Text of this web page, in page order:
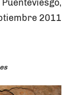
2011